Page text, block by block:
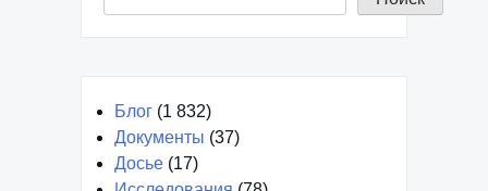
Поиск
(1 832)
Документы
(37)
Досье
(17)